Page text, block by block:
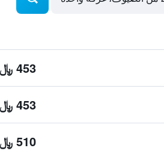
453 ﷼
453 ﷼
510 ﷼